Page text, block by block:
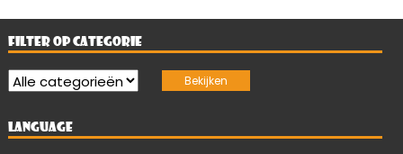
FILTER OP CATEGORIE
LANGUAGE